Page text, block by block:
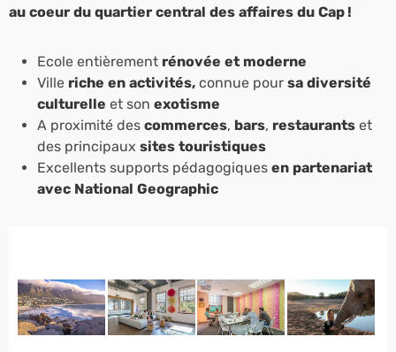
au coeur du quartier central des affaires du Cap !
Ecole entièrement rénovée et moderne
Ville riche en activités, connue pour sa diversité
culturelle et son exotisme
A proximité des commerces, bars, restaurants et
des principaux sites touristiques
Excellents supports pédagogiques en partenariat
avec National Geographic